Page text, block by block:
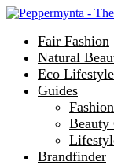
Fair Fashion
Natural
Eco Lifestyle
Guides
Beauty
Brandfinder